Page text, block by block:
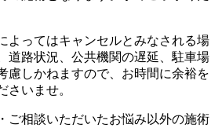
よってはキャンセルとみなされる場
道路状況、公共機関の遅延、駐車場
慮しかねますので、お時間に余裕を
さいませ。
ご相談いただいたお悩み以外の施術